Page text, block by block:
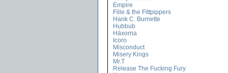
Empire
Fille & the Fittpippers
Hank C. Burnette
Hubbub
Häxorna
Icoro
Misconduct
Misery Kings
Mr.T
Release The Fucking Fury